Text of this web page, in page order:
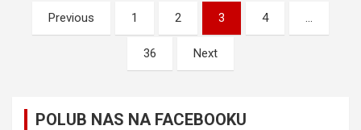
Stronicowanie
wpisów
Previous 1 2 3 4 …
36 Next
POLUB NAS NA FACEBOOKU